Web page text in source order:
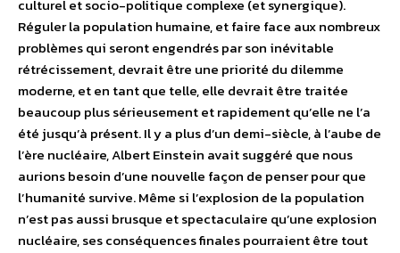
culturel et socio-politique complexe (et synergique).
Réguler la population humaine, et faire face aux nombreux
problèmes qui seront engendrés par son inévitable
rétrécissement, devrait être une priorité du dilemme
moderne, et en tant que telle, elle devrait être traitée
beaucoup plus sérieusement et rapidement qu’elle ne l’a
été jusqu’à présent. Il y a plus d’un demi-siècle, à l’aube de
l’ère nucléaire, Albert Einstein avait suggéré que nous
aurions besoin d’une nouvelle façon de penser pour que
l’humanité survive. Même si l’explosion de la population
n’est pas aussi brusque et spectaculaire qu’une explosion
nucléaire, ses conséquences finales pourraient être tout